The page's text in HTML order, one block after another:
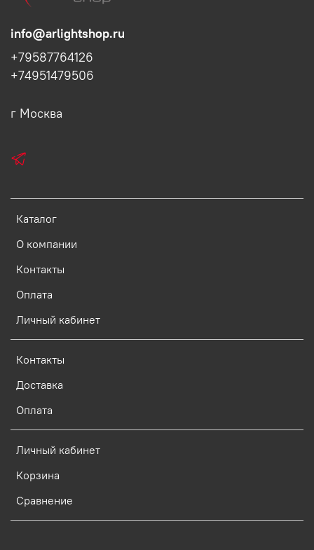
Каталог
О компании
Контакты
Оплата
Личный кабинет
Контакты
Доставка
Оплата
Личный кабинет
Корзина
Сравнение
info@arlightshop.ru
+79587764126
+74951479506
г Москва